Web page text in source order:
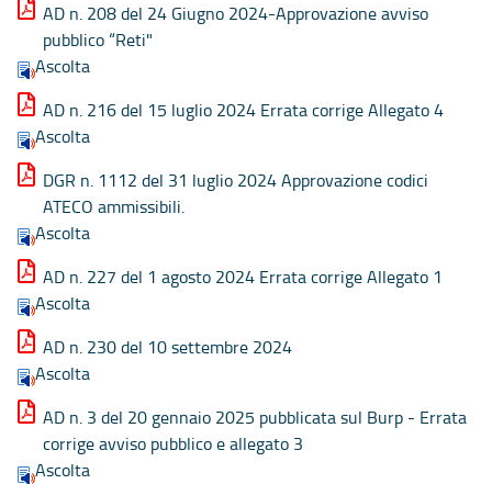
AD n. 208 del 24 Giugno 2024-Approvazione avviso
pubblico “Reti"
Ascolta
AD n. 216 del 15 luglio 2024 Errata corrige Allegato 4
Ascolta
DGR n. 1112 del 31 luglio 2024 Approvazione codici
ATECO ammissibili.
Ascolta
AD n. 227 del 1 agosto 2024 Errata corrige Allegato 1
Ascolta
AD n. 230 del 10 settembre 2024
Ascolta
AD n. 3 del 20 gennaio 2025 pubblicata sul Burp - Errata
corrige avviso pubblico e allegato 3
Ascolta